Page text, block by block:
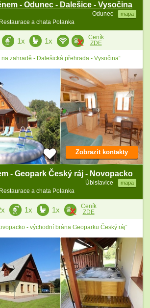
- Odunec - Dalešice - Vysočina
Odunec mapa
a chata Polanka
1x 1x
Ceník
ZDE
zahradě - Dalešická přehrada - Vysočina“
- Geopark Český ráj - Novopacko
Úbislavice mapa
a chata Polanka
Zobrazit kontakty
1x 1x
Ceník
ZDE
- východní brána Geoparku Český ráj“